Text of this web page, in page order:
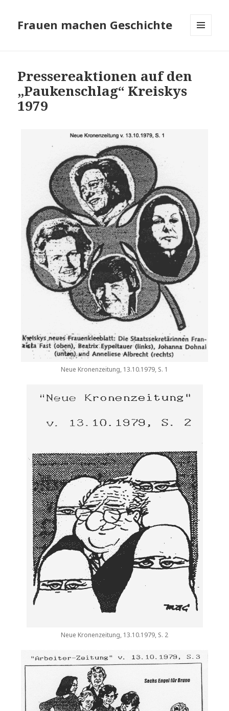
Frauen machen Geschichte
Pressereaktionen auf den
„Paukenschlag“ Kreiskys
1979
Neue Kronenzeitung, 13.10.1979, S. 1
Neue Kronenzeitung, 13.10.1979, S. 2